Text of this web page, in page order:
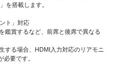
を搭載します。
ト」対応
鑑賞するなど、前席と後席で異なる
る場合、HDMI入力対応のリアモニ
要です。